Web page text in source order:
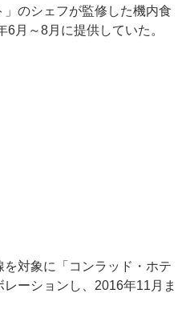
のシェフが監修した機内食
月～8月に提供していた。
対象に「コンラッド・ホテ
ーションし、2016年11月ま